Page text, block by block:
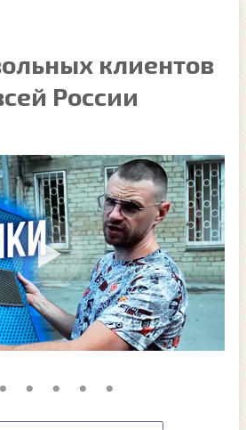
клиентов
России